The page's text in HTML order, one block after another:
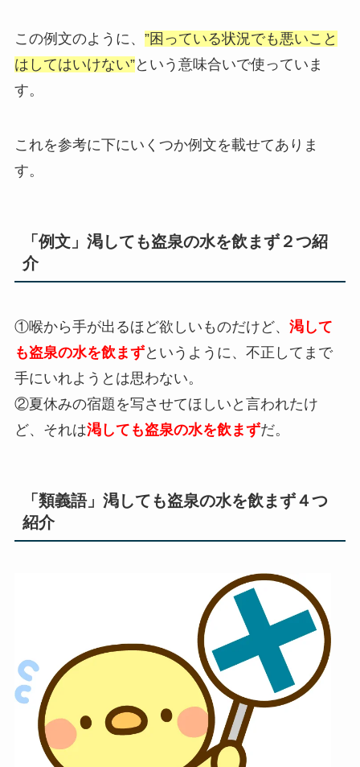
この例文のように、 ”困っている状況でも悪いこと
はしてはいけない”という意味合いで使っていま
す。
これを参考に下にいくつか例文を載せてありま
す。
「例文」 渇しても盗泉の水を飲まず２つ紹
介
①喉から手が出るほど欲しいものだけど、 渇して
も盗泉の水を飲まずというように、不正してまで
手にいれようとは思わない。
②夏休みの宿題を写させてほしいと言われたけ
ど、それは渇しても盗泉の水を飲まずだ。
「類義語」渇しても盗泉の水を飲まず４つ
紹介